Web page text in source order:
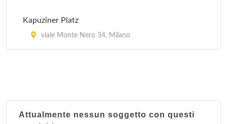
Kapuziner Platz
viale Monte Nero 34, Milano
Attualmente nessun soggetto con questi